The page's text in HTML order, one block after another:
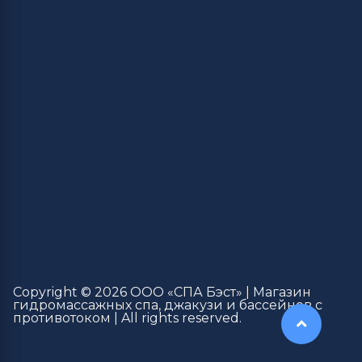
Copyright © 2026 ООО «СПА Бэст» | Магазин
гидромассажных спа, джакузи и бассейнов с
противотоком | All rights reserved.